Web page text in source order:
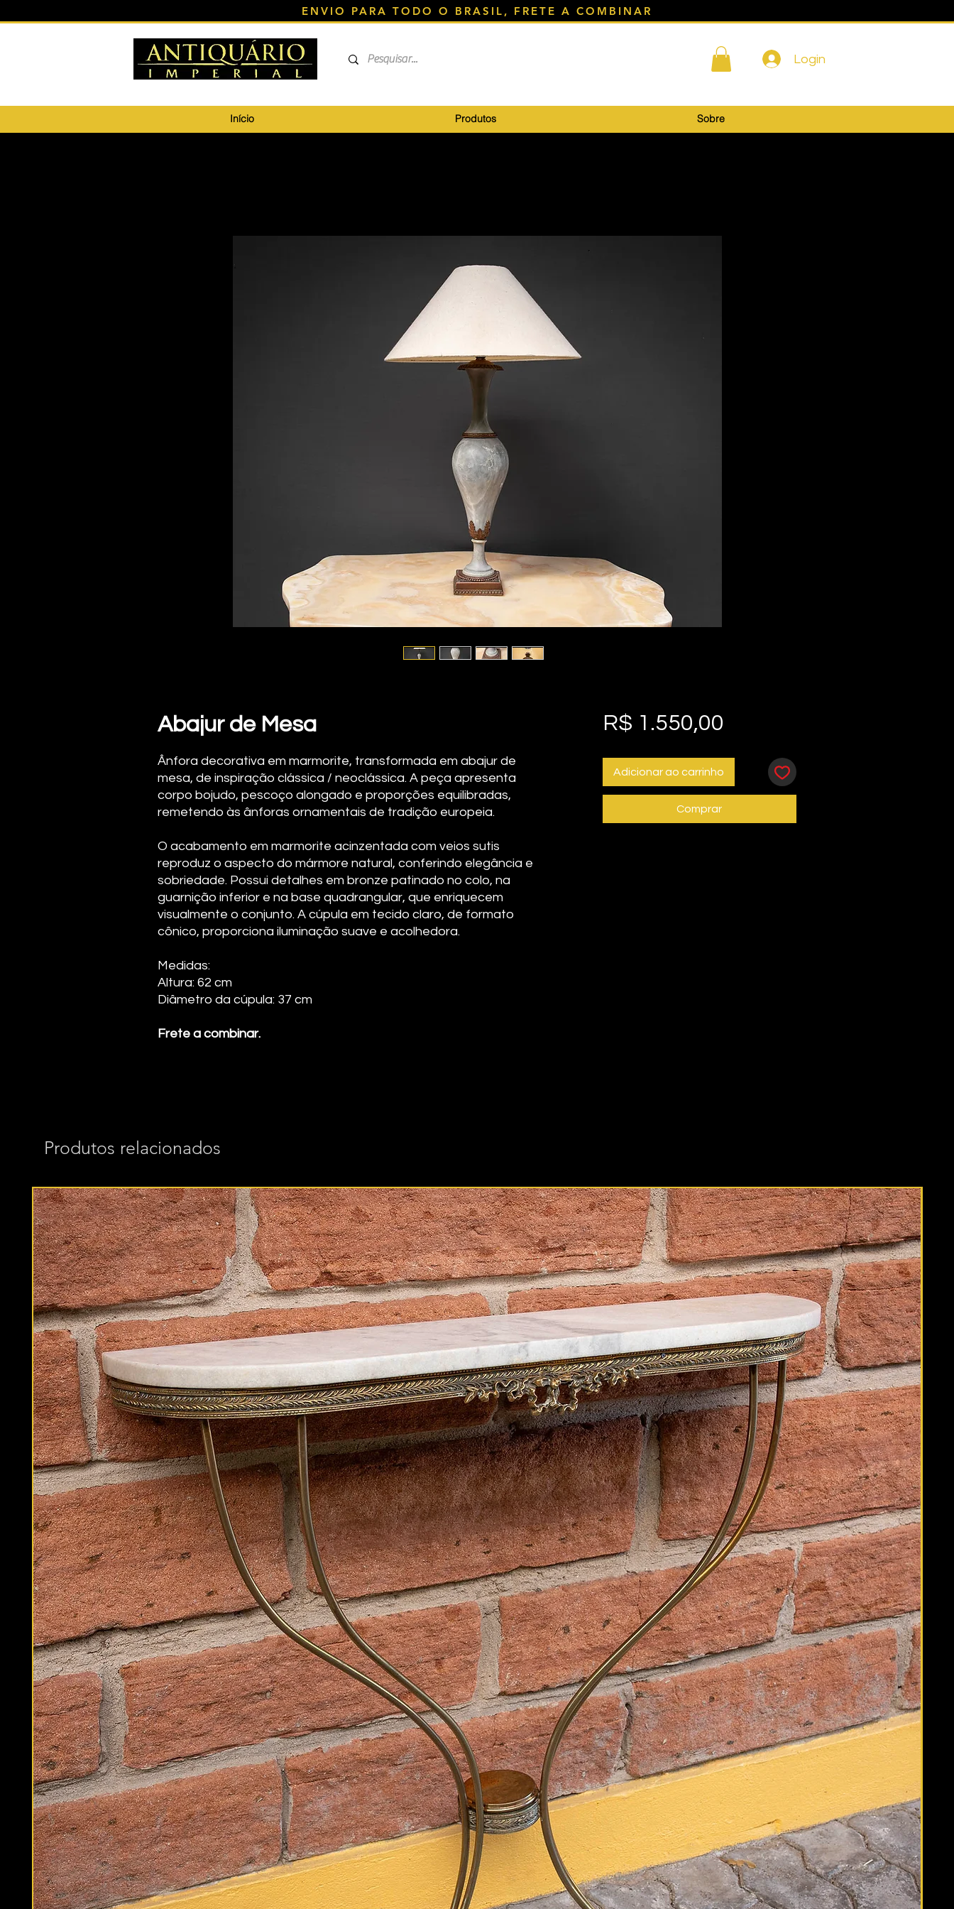
ENVIO PARA TODO O BRASIL, FRETE A COMBINAR
Login
Início Produtos Sobre
Abajur de Mesa
Ânfora decorativa em marmorite, transformada em abajur de
mesa, de inspiração clássica / neoclássica. A peça apresenta
corpo bojudo, pescoço alongado e proporções equilibradas,
remetendo às ânforas ornamentais de tradição europeia.
O acabamento em marmorite acinzentada com veios sutis
reproduz o aspecto do mármore natural, conferindo elegância e
sobriedade. Possui detalhes em bronze patinado no colo, na
guarnição inferior e na base quadrangular, que enriquecem
visualmente o conjunto. A cúpula em tecido claro, de formato
cônico, proporciona iluminação suave e acolhedora.
Medidas:
Altura: 62 cm
Diâmetro da cúpula: 37 cm
Frete a combinar.
R$ 1.550,00
Adicionar ao carrinho
Comprar
Produtos relacionados